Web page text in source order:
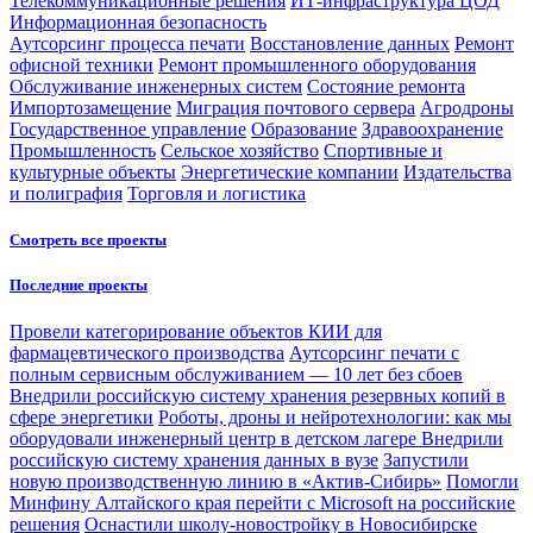
Информационная безопасность
Аутсорсинг процесса печати Восстановление данных Ремонт
офисной техники Ремонт промышленного оборудования
Обслуживание инженерных систем Состояние ремонта
Импортозамещение Миграция почтового сервера Агродроны
Государственное управление Образование Здравоохранение
Промышленность Сельское хозяйство Спортивные и
культурные объекты Энергетические компании Издательства
и полиграфия Торговля и логистика
Смотреть все проекты
Последние проекты
Провели категорирование объектов КИИ для
фармацевтического производства Аутсорсинг печати с
полным сервисным обслуживанием — 10 лет без сбоев
Внедрили российскую систему хранения резервных копий в
сфере энергетики Роботы, дроны и нейротехнологии: как мы
оборудовали инженерный центр в детском лагере Внедрили
российскую систему хранения данных в вузе Запустили
новую производственную линию в «Актив-Сибирь» Помогли
Минфину Алтайского края перейти с Microsoft на российские
решения Оснастили школу-новостройку в Новосибирске